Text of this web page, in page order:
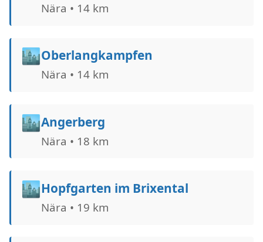
Nära • 14 km
🏙️Oberlangkampfen
Nära • 14 km
🏙️Angerberg
Nära • 18 km
🏙️Hopfgarten im Brixental
Nära • 19 km